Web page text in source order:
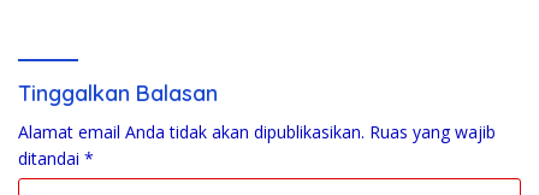
Tinggalkan Balasan
Alamat email Anda tidak akan dipublikasikan. Ruas yang wajib
ditandai *